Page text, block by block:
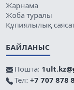
Жарнама
Жоба туралы
Құпиялылық
БАЙЛАНЫС
Пошта:
Тел: +7 707 878